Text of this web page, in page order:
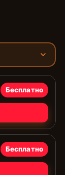
Бесплатно
Бесплатно